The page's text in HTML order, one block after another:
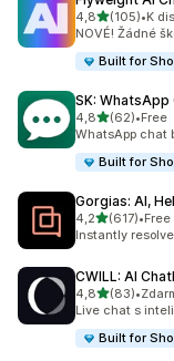
4,8z 5 hvězd
(105)
Celkový počet
•K
NOVÉ! Žádné
Built for
SK:
4,8z 5 hvězd
(62)
Celkový počet
•Free
WhatsApp chat
Built for
Gorgias: AI,
4,2z 5 hvězd
(617)
Celkový počet
•
Instantly
CWILL: AI
4,8z 5 hvězd
(83)
Celkový počet
•
Live chat s
Built for